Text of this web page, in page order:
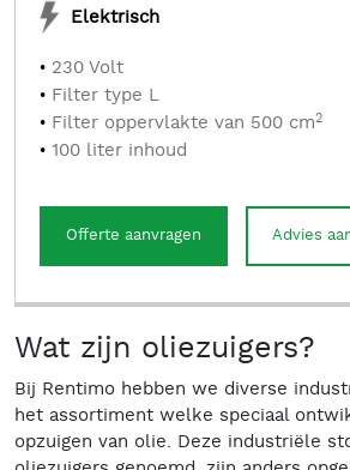
Elektrisch
230 Volt
Filter type L
Filter oppervlakte van 500 cm2
100 liter inhoud
Offerte aanvragen Advies
Wat zijn oliezuigers?
Bij Rentimo hebben we diverse
het assortiment welke speciaal
opzuigen van olie. Deze industriële